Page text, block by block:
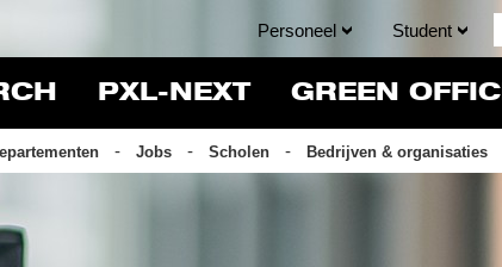
Personeel Student
PXL-NEXT GREEN
Jobs Scholen Bedrijven & organisaties